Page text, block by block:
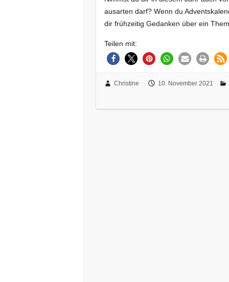
ausarten darf? Wenn du
dir frühzeitig Gedanken über ein
Teilen mit:
Christine 10. November 2021